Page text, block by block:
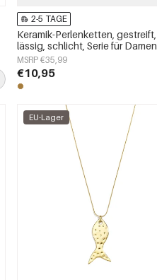
2-5 TAGE
Keramik-Perlenketten, gestreift,
lässig, schlicht, Serie für Damen
MSRP €35,99
€10,95
EU-Lager